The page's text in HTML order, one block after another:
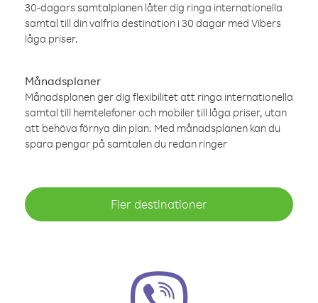
30-dagars samtalplanen låter dig ringa internationella
samtal till din valfria destination i 30 dagar med Vibers
låga priser.
Månadsplaner
Månadsplanen ger dig flexibilitet att ringa internationella
samtal till hemtelefoner och mobiler till låga priser, utan
att behöva förnya din plan. Med månadsplanen kan du
spara pengar på samtalen du redan ringer
Fler destinationer